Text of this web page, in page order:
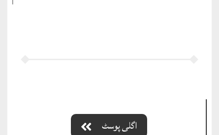
اگلی پوسٹ